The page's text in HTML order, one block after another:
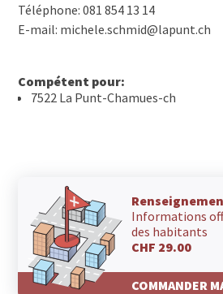
Téléphone: 081 854 13 14
E-mail: michele.schmid@lapunt.ch
Compétent pour:
7522 La Punt-Chamues-ch
Informations
des habitants
CHF 29.00
COMMANDER